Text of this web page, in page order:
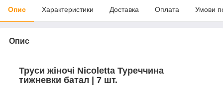
Опис Характеристики Доставка Оплата Умови
Опис
Труси жіночі Nicoletta Туреччина
тижневки батал | 7 шт.